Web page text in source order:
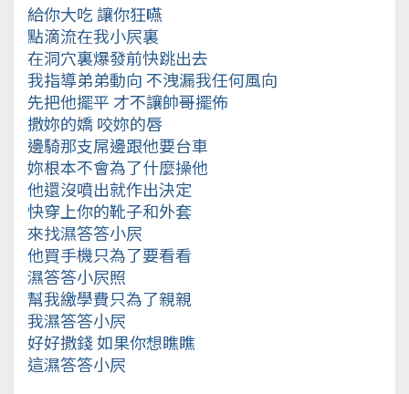
給你大吃 讓你狂嚥
點滴流在我小屄裏
在洞穴裏爆發前快跳出去
我指導弟弟動向 不洩漏我任何風向
先把他擺平 才不讓帥哥擺佈
撒妳的嬌 咬妳的唇
邊騎那支屌邊跟他要台車
妳根本不會為了什麼操他
他還沒噴出就作出決定
快穿上你的靴子和外套
來找濕答答小屄
他買手機只為了要看看
濕答答小屄照
幫我繳學費只為了親親
我濕答答小屄
好好撒錢 如果你想瞧瞧
這濕答答小屄